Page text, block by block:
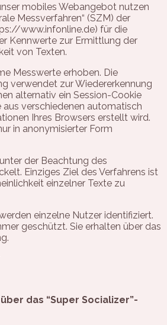
mobiles Webangebot nutzen
Messverfahren“ (SZM) der
www.infonline.de) für die
Kennwerte zur Ermittlung der
von Texten.
Messwerte erhoben. Die
verwendet zur Wiedererkennung
alternativ ein Session-Cookie
aus verschiedenen automatisch
Ihres Browsers erstellt wird.
in anonymisierter Form
der Beachtung des
Einziges Ziel des Verfahrens ist
einzelner Texte zu
einzelne Nutzer identifiziert.
geschützt. Sie erhalten über das
das “Super Socializer”-